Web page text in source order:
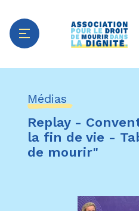
contenu
principal
Médias
Replay -
la fin de vie -
de mourir"